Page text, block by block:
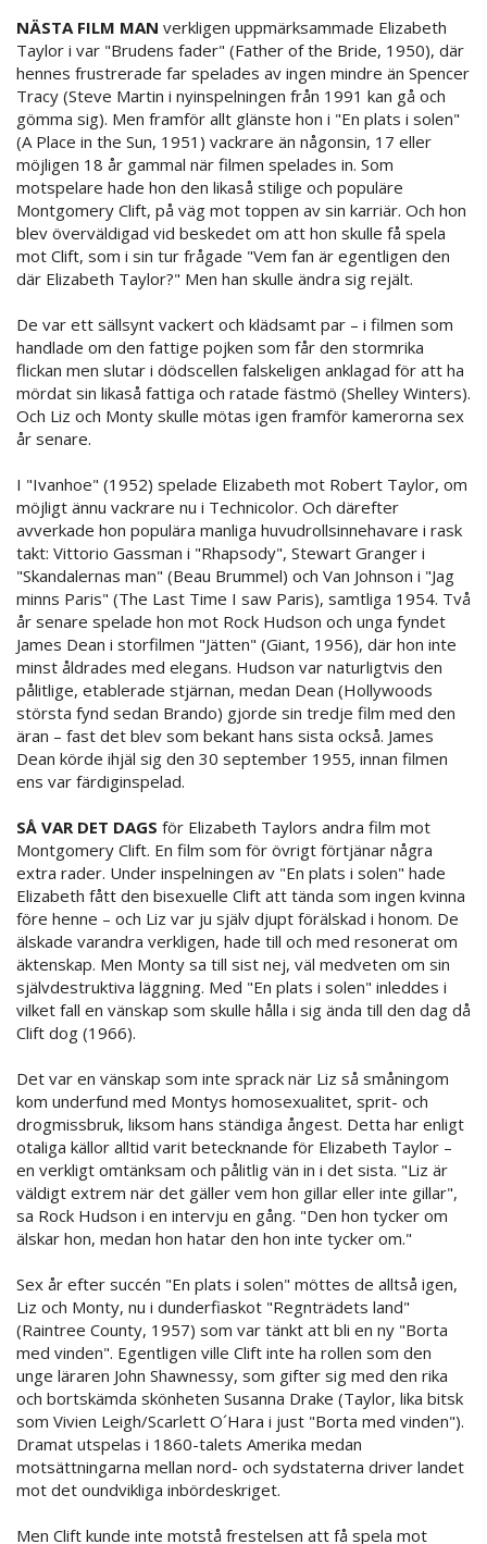
NÄSTA FILM MAN verkligen uppmärksammade Elizabeth
Taylor i var "Brudens fader" (Father of the Bride, 1950), där
hennes frustrerade far spelades av ingen mindre än Spencer
Tracy (Steve Martin i nyinspelningen från 1991 kan gå och
gömma sig). Men framför allt glänste hon i "En plats i solen"
(A Place in the Sun, 1951) vackrare än någonsin, 17 eller
möjligen 18 år gammal när filmen spelades in. Som
motspelare hade hon den likaså stilige och populäre
Montgomery Clift, på väg mot toppen av sin karriär. Och hon
blev överväldigad vid beskedet om att hon skulle få spela
mot Clift, som i sin tur frågade "Vem fan är egentligen den
där Elizabeth Taylor?" Men han skulle ändra sig rejält.
De var ett sällsynt vackert och klädsamt par – i filmen som
handlade om den fattige pojken som får den stormrika
flickan men slutar i dödscellen falskeligen anklagad för att ha
mördat sin likaså fattiga och ratade fästmö (Shelley Winters).
Och Liz och Monty skulle mötas igen framför kamerorna sex
år senare.
I "Ivanhoe" (1952) spelade Elizabeth mot Robert Taylor, om
möjligt ännu vackrare nu i Technicolor. Och därefter
avverkade hon populära manliga huvudrollsinnehavare i rask
takt: Vittorio Gassman i "Rhapsody", Stewart Granger i
"Skandalernas man" (Beau Brummel) och Van Johnson i "Jag
minns Paris" (The Last Time I saw Paris), samtliga 1954. Två
år senare spelade hon mot Rock Hudson och unga fyndet
James Dean i storfilmen "Jätten" (Giant, 1956), där hon inte
minst åldrades med elegans. Hudson var naturligtvis den
pålitlige, etablerade stjärnan, medan Dean (Hollywoods
största fynd sedan Brando) gjorde sin tredje film med den
äran – fast det blev som bekant hans sista också. James
Dean körde ihjäl sig den 30 september 1955, innan filmen
ens var färdiginspelad.
SÅ VAR DET DAGS för Elizabeth Taylors andra film mot
Montgomery Clift. En film som för övrigt förtjänar några
extra rader. Under inspelningen av "En plats i solen" hade
Elizabeth fått den bisexuelle Clift att tända som ingen kvinna
före henne – och Liz var ju själv djupt förälskad i honom. De
älskade varandra verkligen, hade till och med resonerat om
äktenskap. Men Monty sa till sist nej, väl medveten om sin
självdestruktiva läggning. Med "En plats i solen" inleddes i
vilket fall en vänskap som skulle hålla i sig ända till den dag då
Clift dog (1966).
Det var en vänskap som inte sprack när Liz så småningom
kom underfund med Montys homosexualitet, sprit- och
drogmissbruk, liksom hans ständiga ångest. Detta har enligt
otaliga källor alltid varit betecknande för Elizabeth Taylor –
en verkligt omtänksam och pålitlig vän in i det sista. "Liz är
väldigt extrem när det gäller vem hon gillar eller inte gillar",
sa Rock Hudson i en intervju en gång. "Den hon tycker om
älskar hon, medan hon hatar den hon inte tycker om."
Sex år efter succén "En plats i solen" möttes de alltså igen,
Liz och Monty, nu i dunderfiaskot "Regnträdets land"
(Raintree County, 1957) som var tänkt att bli en ny "Borta
med vinden". Egentligen ville Clift inte ha rollen som den
unge läraren John Shawnessy, som gifter sig med den rika
och bortskämda skönheten Susanna Drake (Taylor, lika bitsk
som Vivien Leigh/Scarlett O´Hara i just "Borta med vinden").
Dramat utspelas i 1860-talets Amerika medan
motsättningarna mellan nord- och sydstaterna driver landet
mot det oundvikliga inbördeskriget.
Men Clift kunde inte motstå frestelsen att få spela mot